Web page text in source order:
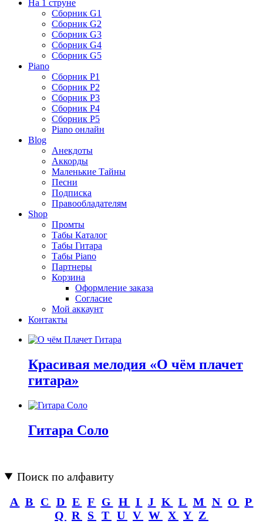
На 1 струне
Сборник G1
Сборник G2
Сборник G3
Сборник G4
Сборник G5
Piano
Сборник P1
Сборник P2
Сборник P3
Сборник P4
Сборник P5
Piano онлайн
Blog
Анекдоты
Аккорды
Маленькие Тайны
Песни
Подписка
Правообладателям
Shop
Промты
Табы Каталог
Табы Гитара
Табы Piano
Партнеры
Корзина
Оформление заказа
Согласие
Мой аккаунт
Контакты
Красивая мелодия «О чём плачет
гитара»
Гитара Соло
Поиск по алфавиту
A B C D E F G H I J K L M N O
P
Q
R S T U V W X Y Z